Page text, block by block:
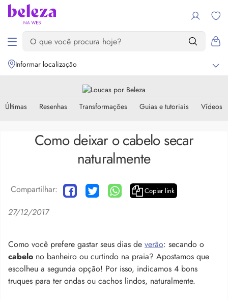
Informar localização
Últimas Resenhas Transformações Guias e tutoriais Vídeos
Como deixar o cabelo secar
naturalmente
Compartilhar: Copiar link
27/12/2017
Como você prefere gastar seus dias de verão: secando o
cabelo no banheiro ou curtindo na praia? Apostamos que
escolheu a segunda opção! Por isso, indicamos 4 bons
truques para ter ondas ou cachos lindos, naturalmente.